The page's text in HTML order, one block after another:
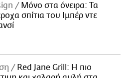
Μόνο στα όνειρα: Τα
σπίτια του Ιμπέρ ντε
Red Jane Grill: Η πιο